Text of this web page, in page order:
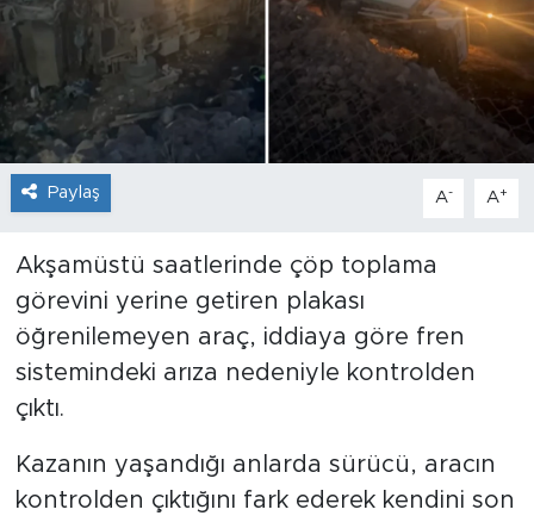
Paylaş A- A+
Akşamüstü saatlerinde çöp toplama
görevini yerine getiren plakası
öğrenilemeyen araç, iddiaya göre fren
sistemindeki arıza nedeniyle kontrolden
çıktı.
Kazanın yaşandığı anlarda sürücü, aracın
kontrolden çıktığını fark ederek kendini son